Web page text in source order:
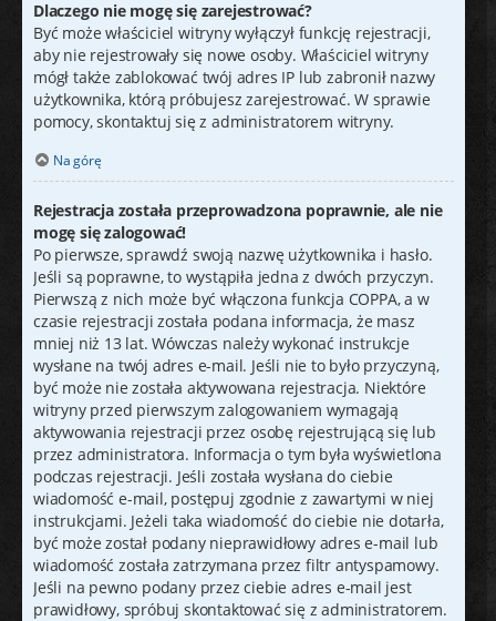
Dlaczego nie mogę się zarejestrować?
Być może właściciel witryny wyłączył funkcję rejestracji,
aby nie rejestrowały się nowe osoby. Właściciel witryny
mógł także zablokować twój adres IP lub zabronił nazwy
użytkownika, którą próbujesz zarejestrować. W sprawie
pomocy, skontaktuj się z administratorem witryny.
Na górę
Rejestracja została przeprowadzona poprawnie, ale nie
mogę się zalogować!
Po pierwsze, sprawdź swoją nazwę użytkownika i hasło.
Jeśli są poprawne, to wystąpiła jedna z dwóch przyczyn.
Pierwszą z nich może być włączona funkcja COPPA, a w
czasie rejestracji została podana informacja, że masz
mniej niż 13 lat. Wówczas należy wykonać instrukcje
wysłane na twój adres e-mail. Jeśli nie to było przyczyną,
być może nie została aktywowana rejestracja. Niektóre
witryny przed pierwszym zalogowaniem wymagają
aktywowania rejestracji przez osobę rejestrującą się lub
przez administratora. Informacja o tym była wyświetlona
podczas rejestracji. Jeśli została wysłana do ciebie
wiadomość e-mail, postępuj zgodnie z zawartymi w niej
instrukcjami. Jeżeli taka wiadomość do ciebie nie dotarła,
być może został podany nieprawidłowy adres e-mail lub
wiadomość została zatrzymana przez filtr antyspamowy.
Jeśli na pewno podany przez ciebie adres e-mail jest
prawidłowy, spróbuj skontaktować się z administratorem.